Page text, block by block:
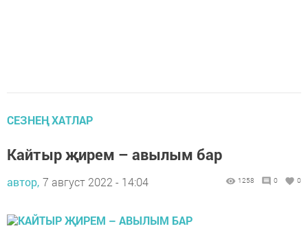
СЕЗНЕҢ ХАТЛАР
Кайтыр җирем – авылым бар
автор, 7 август 2022 - 14:04 1258 0 0